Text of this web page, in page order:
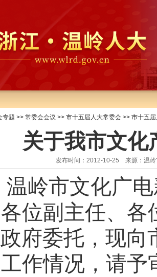
专题 >> 常委会会议 >> 市十五届人大常委会 >> 市十五
关于我市文化
发布时间：2012-10-25 来源：温
温岭市文化广
位副主任、各
府委托，现向
作情况，请予